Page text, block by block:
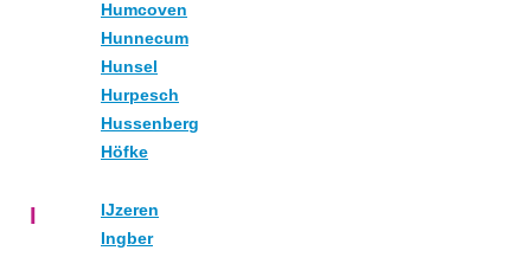
Humcoven
Hunnecum
Hunsel
Hurpesch
Hussenberg
Höfke
I
IJzeren
Ingber